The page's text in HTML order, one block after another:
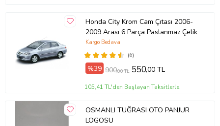
Honda City Krom Cam Çıtası 2006-
2009 Arası 6 Parça Paslanmaz Çelik
(6)
Kargo Bedava
%39 900,00 TL 550,00 TL
105,41 TL'den Başlayan Taksitlerle
OSMANLI TUĞRASI OTO PANJUR
LOGOSU